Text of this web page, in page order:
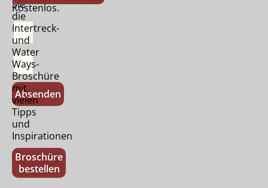
Kostenlos.
Absenden
Sie
die
Intertreck-
und
Water
Ways-
Broschüre
mit
vielen
Tipps
und
Inspirationen
Broschüre
bestellen